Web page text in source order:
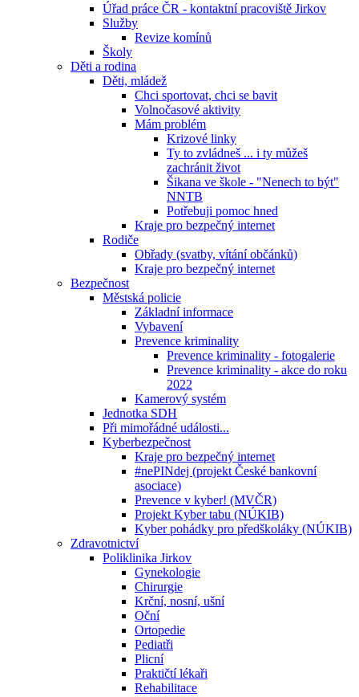
Úřad práce ČR - kontaktní pracoviště Jirkov
Služby
Revize komínů
Školy
Děti a rodina
Děti, mládež
Chci sportovat, chci se bavit
Volnočasové aktivity
Mám problém
Krizové linky
Ty to zvládneš ... i ty můžeš
zachránit život
Šikana ve škole - "Nenech to být"
NNTB
Potřebuji pomoc hned
Kraje pro bezpečný internet
Rodiče
Obřady (svatby, vítání občánků)
Kraje pro bezpečný internet
Bezpečnost
Městská policie
Základní informace
Vybavení
Prevence kriminality
Prevence kriminality - fotogalerie
Prevence kriminality - akce do roku
2022
Kamerový systém
Jednotka SDH
Při mimořádné události...
Kyberbezpečnost
Kraje pro bezpečný internet
#nePINdej (projekt České bankovní
asociace)
Prevence v kyber! (MVČR)
Projekt Kyber tabu (NÚKIB)
Kyber pohádky pro předškoláky (NÚKIB)
Zdravotnictví
Poliklinika Jirkov
Gynekologie
Chirurgie
Krční, nosní, ušní
Oční
Ortopedie
Pediatři
Plicní
Praktičtí lékaři
Rehabilitace